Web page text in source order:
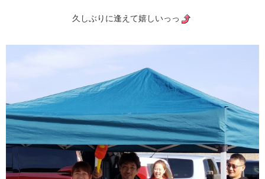
久しぶりに逢えて嬉しいっっ